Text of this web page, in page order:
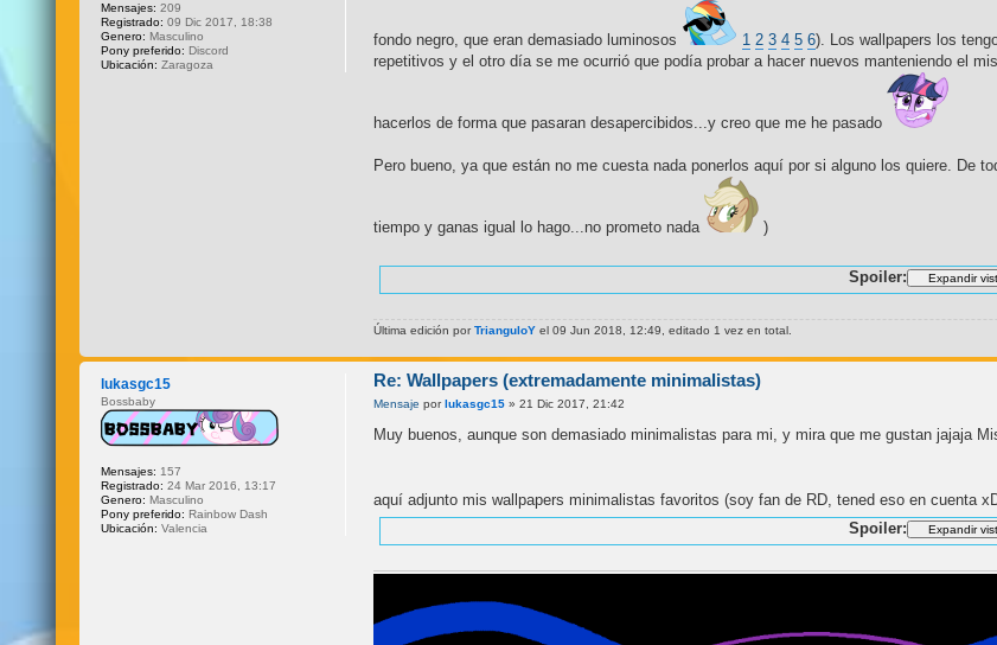
fondo negro, que eran demasiado luminosos 1 2 3 4 5 6). Los wallpapers los
repetitivos y el otro día se me ocurrió que podía probar a hacer nuevos manteniendo el
hacerlos de forma que pasaran desapercibidos...y creo que me he pasado
Pero bueno, ya que están no me cuesta nada ponerlos aquí por si alguno los quiere. De
tiempo y ganas igual lo hago...no prometo nada )
Spoiler:
Última edición porTrianguloY el 09 Jun 2018, 12:49, editado 1 vez en total.
Mensajes: 209
Registrado: 09 Dic 2017, 18:38
Genero: Masculino
Pony preferido: Discord
Ubicación: Zaragoza
Re: Wallpapers (extremadamente minimalistas)
Mensaje porlukasgc15 » 21 Dic 2017, 21:42
Muy buenos, aunque son demasiado minimalistas para mi, y mira que me gustan jajaja
aquí adjunto mis wallpapers minimalistas favoritos (soy fan de RD, tened eso en cuenta
Spoiler:
lukasgc15
Bossbaby
Mensajes: 157
Registrado: 24 Mar 2016, 13:17
Genero: Masculino
Pony preferido: Rainbow Dash
Ubicación: Valencia